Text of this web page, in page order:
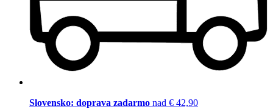
Slovensko: doprava zadarmo nad € 42,90